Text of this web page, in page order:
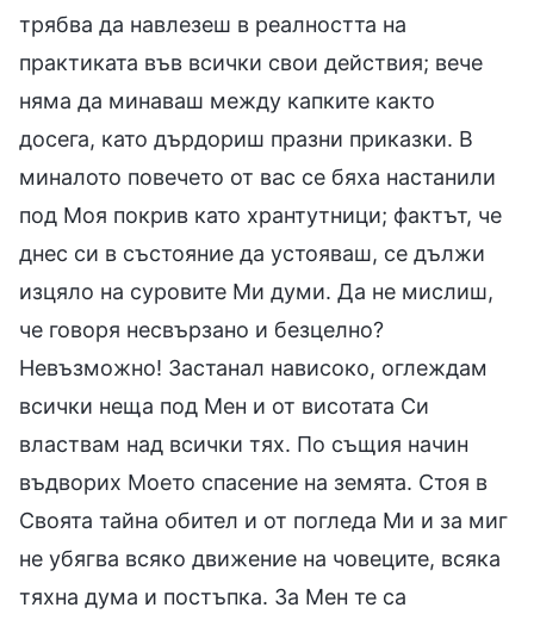
трябва да навлезеш в реалността на
практиката във всички свои действия; вече
няма да минаваш между капките както
досега, като дърдориш празни приказки. В
миналото повечето от вас се бяха настанили
под Моя покрив като хрантутници; фактът, че
днес си в състояние да устояваш, се дължи
изцяло на суровите Ми думи. Да не мислиш,
че говоря несвързано и безцелно?
Невъзможно! Застанал нависоко, оглеждам
всички неща под Мен и от висотата Си
властвам над всички тях. По същия начин
въдворих Моето спасение на земята. Стоя в
Своята тайна обител и от погледа Ми и за миг
не убягва всяко движение на човеците, всяка
тяхна дума и постъпка. За Мен те са